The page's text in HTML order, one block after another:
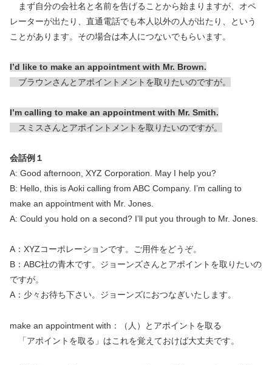
まず自分の会社名と名前を告げることから始まりますが、オペ
レーターが出たり、直通電話でも本人以外の人が出たり、という
ことがあります。その場合は本人につないでもらいます。
I’d like to make an appointment with Mr. Brown.
ブラウンさんとアポイントメントを取りたいのですが。
I’m calling to make an appointment with Mr. Smith.
スミスさんとアポイントメントを取りたいのですが。
会話例１
A: Good afternoon, XYZ Corporation. May I help you?
B: Hello, this is Aoki calling from ABC Company. I’m calling to
make an appointment with Mr. Jones.
A: Could you hold on a second? I’ll put you through to Mr. Jones.
A：XYZコーポレーションです。ご用件をどうぞ。
B：ABC社の青木です。ジョーンズさんとアポイントを取りたいの
ですが。
A：少々お待ち下さい。ジョーンズにおつなぎいたします。
make an appointment with：（人）とアポイントを取る
「アポイントを取る」はこれを覚えておけば大丈夫です。